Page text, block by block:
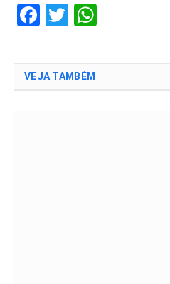
Facebook
Twitter
VEJA TAMBÉM